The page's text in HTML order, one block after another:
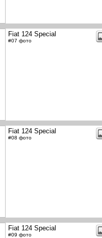
Fiat 124 Special
#07 фото
Fiat 124 Special
#08 фото
Fiat 124 Special
#09 фото